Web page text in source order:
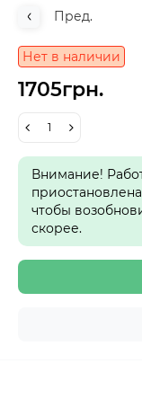
Пред.
Нет в наличии
1705грн.
Внимание!
чтобы
скорее.